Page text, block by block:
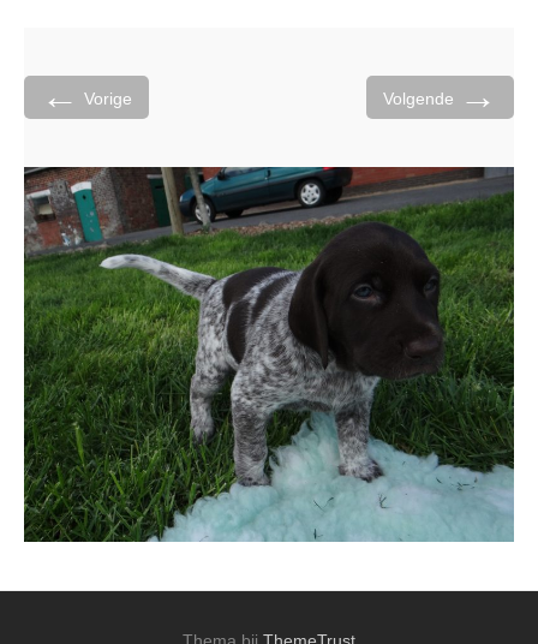
← Vorige Volgende →